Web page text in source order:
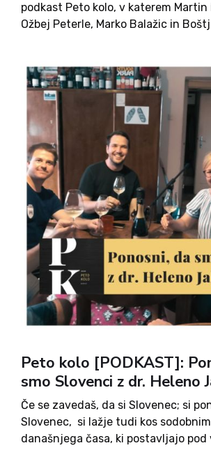
podkast Peto kolo, v katerem Martin
Ožbej Peterle, Marko Balažic in
zapisali,...
Peto kolo [PODKAST]:
smo Slovenci z dr. Heleno
Če se zavedaš, da si Slovenec; si
Slovenec, si lažje tudi kos
današnjega časa, ki postavljajo pod